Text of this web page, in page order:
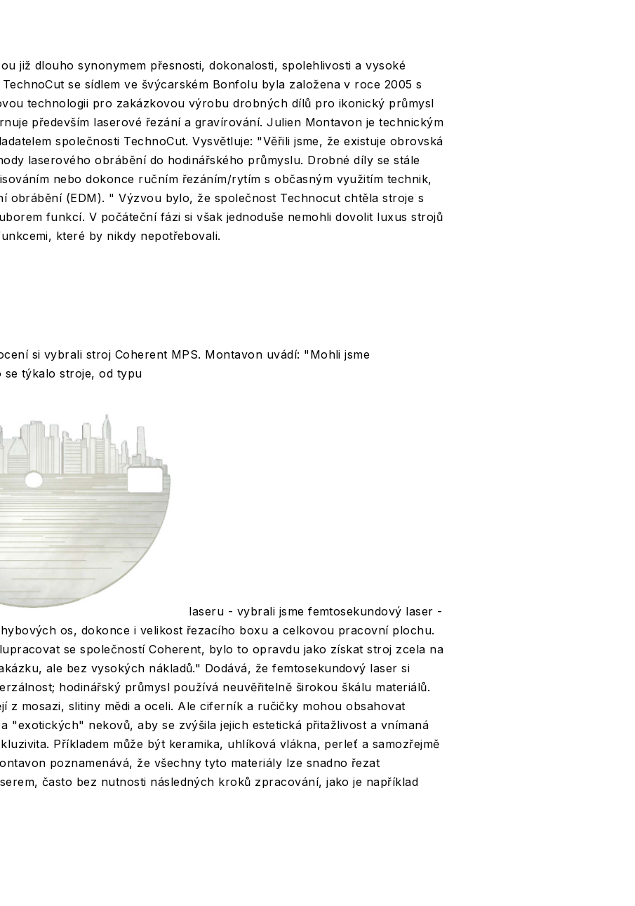
již dlouho synonymem přesnosti, dokonalosti, spolehlivosti a vysoké
se sídlem ve švýcarském Bonfolu byla založena v roce 2005 s
technologii pro zakázkovou výrobu drobných dílů pro ikonický průmysl
především laserové řezání a gravírování. Julien Montavon je technickým
společnosti TechnoCut. Vysvětluje: "Věřili jsme, že existuje obrovská
laserového obrábění do hodinářského průmyslu. Drobné díly se stále
nebo dokonce ručním řezáním/rytím s občasným využitím technik,
obrábění (EDM). " Výzvou bylo, že společnost Technocut chtěla stroje s
funkcí. V počáteční fázi si však jednoduše nemohli dovolit luxus strojů
které by nikdy nepotřebovali.
si vybrali stroj Coherent MPS. Montavon uvádí: "Mohli jsme
se týkalo stroje, od typu
laseru - vybrali jsme femtosekundový laser -
os, dokonce i velikost řezacího boxu a celkovou pracovní plochu.
se společností Coherent, bylo to opravdu jako získat stroj zcela na
ale bez vysokých nákladů." Dodává, že femtosekundový laser si
hodinářský průmysl používá neuvěřitelně širokou škálu materiálů.
z mosazi, slitiny mědi a oceli. Ale ciferník a ručičky mohou obsahovat
"exotických" nekovů, aby se zvýšila jejich estetická přitažlivost a vnímaná
Příkladem může být keramika, uhlíková vlákna, perleť a samozřejmě
poznamenává, že všechny tyto materiály lze snadno řezat
často bez nutnosti následných kroků zpracování, jako je například